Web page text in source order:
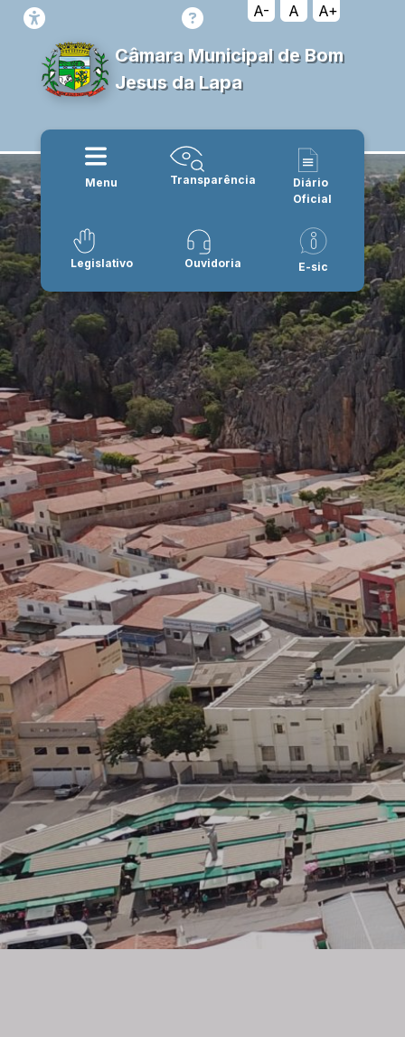
A- A A+
Câmara Municipal de Bom
Jesus da Lapa
Menu Transparência
Diário
Oficial
Legislativo Ouvidoria E-sic